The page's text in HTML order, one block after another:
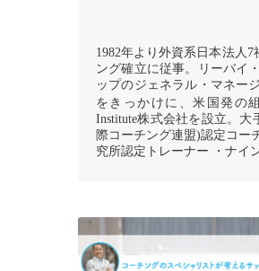
1982年より外資系日本法人
ング確立に従事。リーバイ
ップのジェネラル・マネー
をきっかけに、米国発の
Institute株式会社を設立。
際コーチング連盟)認定コー
究所認定トレーナー ・ナイ